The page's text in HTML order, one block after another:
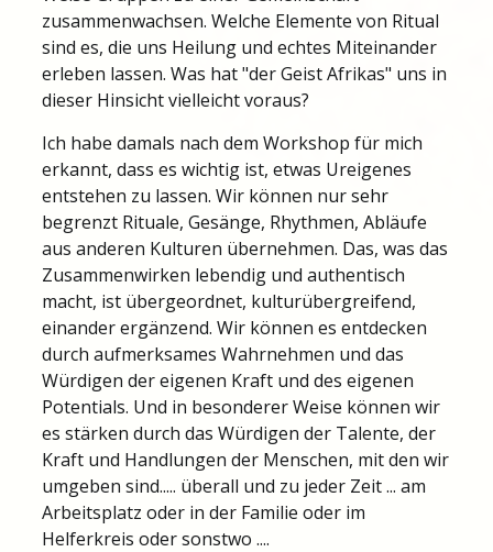
zusammenwachsen. Welche Elemente von Ritual
sind es, die uns Heilung und echtes Miteinander
erleben lassen. Was hat "der Geist Afrikas" uns in
dieser Hinsicht vielleicht voraus?
Ich habe damals nach dem Workshop für mich
erkannt, dass es wichtig ist, etwas Ureigenes
entstehen zu lassen. Wir können nur sehr
begrenzt Rituale, Gesänge, Rhythmen, Abläufe
aus anderen Kulturen übernehmen. Das, was das
Zusammenwirken lebendig und authentisch
macht, ist übergeordnet, kulturübergreifend,
einander ergänzend. Wir können es entdecken
durch aufmerksames Wahrnehmen und das
Würdigen der eigenen Kraft und des eigenen
Potentials. Und in besonderer Weise können wir
es stärken durch das Würdigen der Talente, der
Kraft und Handlungen der Menschen, mit den wir
umgeben sind..... überall und zu jeder Zeit ... am
Arbeitsplatz oder in der Familie oder im
Helferkreis oder sonstwo ....